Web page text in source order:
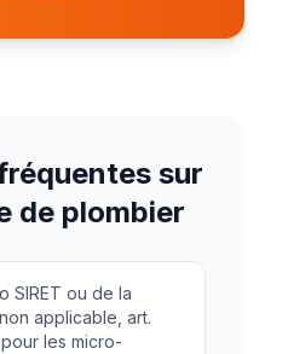
sur
de plombier
SIRET ou de la
applicable, art.
les micro-